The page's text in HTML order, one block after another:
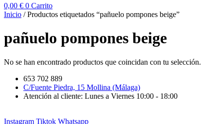
0,00 € 0 Carrito
Inicio / Productos etiquetados “pañuelo pompones beige”
pañuelo pompones beige
No se han encontrado productos que coincidan con tu selección.
653 702 889
C/Fuente Piedra, 15 Mollina (Málaga)
Atención al cliente: Lunes a Viernes 10:00 - 18:00
Instagram Tiktok Whatsapp